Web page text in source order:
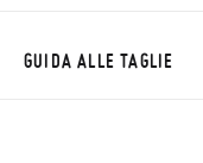
ordini inferiori a 30 €,
GUIDA ALLE TAGLIE